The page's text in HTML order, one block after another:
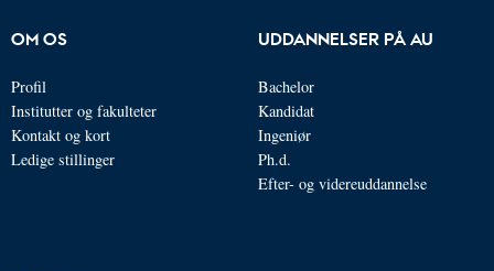
OM OS
Profil
Institutter og fakulteter
Kontakt og kort
Ledige stillinger
UDDANNELSER PÅ AU
Bachelor
Kandidat
Ingeniør
Ph.d.
Efter- og videreuddannelse